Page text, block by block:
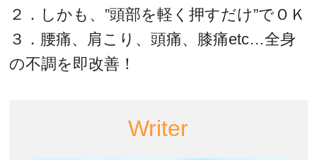
２．しかも、”頭部を軽く押すだけ”でＯＫ
３．腰痛、肩こり、頭痛、膝痛etc…全身
の不調を即改善！
Writer